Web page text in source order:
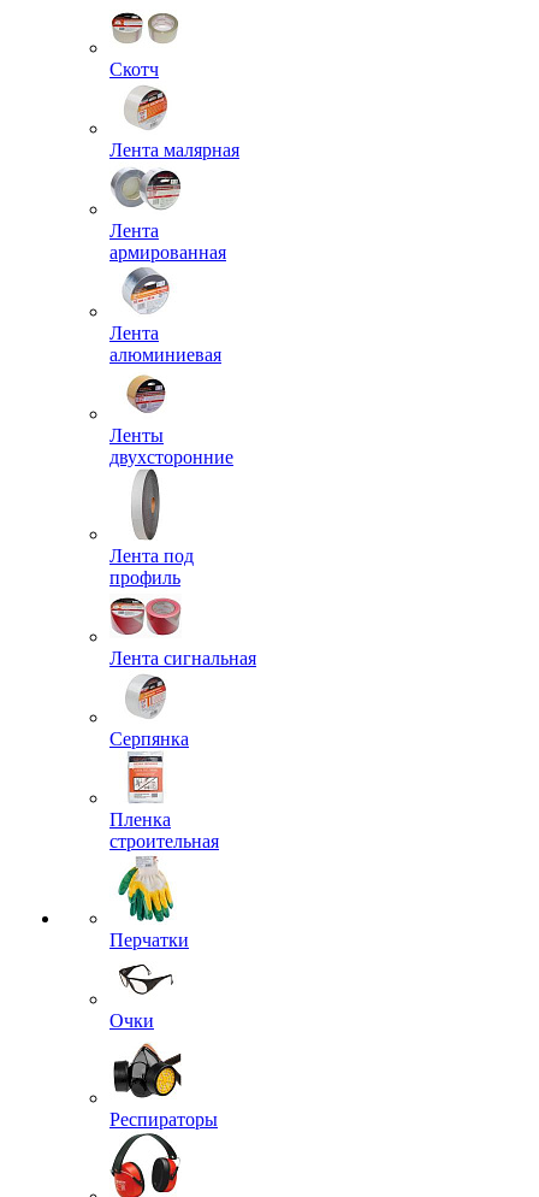
Скотч
Лента малярная
Лента
армированная
Лента
алюминиевая
Ленты
двухсторонние
Лента под
профиль
Лента сигнальная
Серпянка
Пленка
строительная
Перчатки
Очки
Респираторы